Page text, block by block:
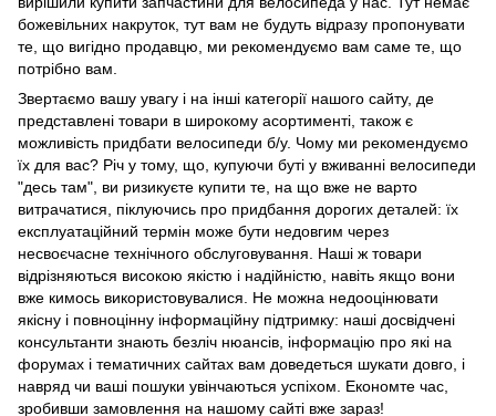
божевільних накруток, тут вам не будуть відразу пропонувати
те, що вигідно продавцю, ми рекомендуємо вам саме те, що
потрібно вам.
Звертаємо вашу увагу і на інші категорії нашого сайту, де
представлені товари в широкому асортименті, також є
можливість придбати велосипеди б/у. Чому ми рекомендуємо
їх для вас? Річ у тому, що, купуючи буті у вживанні велосипеди
"десь там", ви ризикуєте купити те, на що вже не варто
витрачатися, піклуючись про придбання дорогих деталей: їх
експлуатаційний термін може бути недовгим через
несвоєчасне технічного обслуговування. Наші ж товари
відрізняються високою якістю і надійністю, навіть якщо вони
вже кимось використовувалися. Не можна недооцінювати
якісну і повноцінну інформаційну підтримку: наші досвідчені
консультанти знають безліч нюансів, інформацію про які на
форумах і тематичних сайтах вам доведеться шукати довго, і
навряд чи ваші пошуки увінчаються успіхом. Економте час,
зробивши замовлення на нашому сайті вже зараз!